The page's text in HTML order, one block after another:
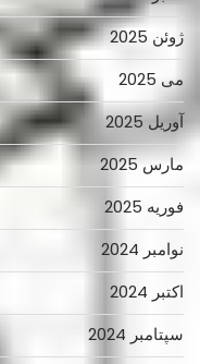
ژوئن 2025
می 2025
آوریل 2025
مارس 2025
فوریه 2025
نوامبر 2024
اکتبر 2024
سپتامبر 2024